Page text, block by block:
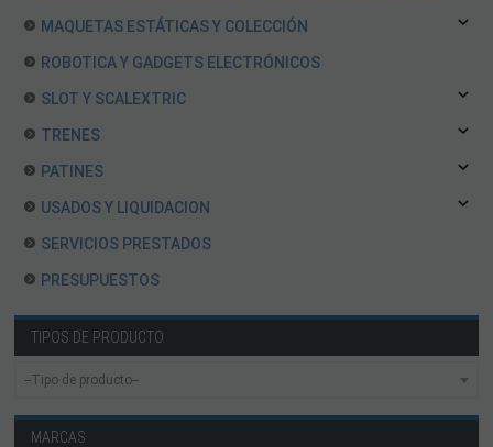
MAQUETAS ESTÁTICAS Y COLECCIÓN
ROBOTICA Y GADGETS ELECTRÓNICOS
SLOT Y SCALEXTRIC
TRENES
PATINES
USADOS Y LIQUIDACION
SERVICIOS PRESTADOS
PRESUPUESTOS
TIPOS DE PRODUCTO
MARCAS